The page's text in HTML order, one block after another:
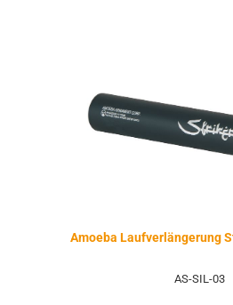
Amoeba Laufverlängerung
AS-SIL-03